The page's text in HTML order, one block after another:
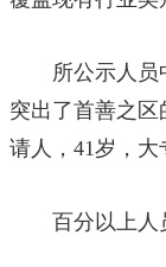
所公示人员中
突出了首善之区
请人，41岁，大
百分以上人